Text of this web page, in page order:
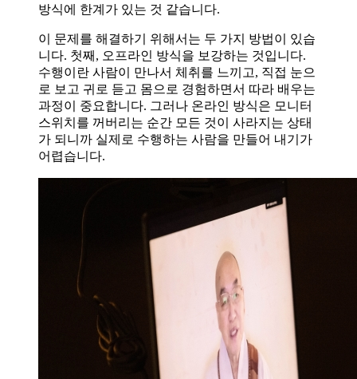
방식에 한계가 있는 것 같습니다.
이 문제를 해결하기 위해서는 두 가지 방법이 있습
니다. 첫째, 오프라인 방식을 보강하는 것입니다.
수행이란 사람이 만나서 체취를 느끼고, 직접 눈으
로 보고 귀로 듣고 몸으로 경험하면서 따라 배우는
과정이 중요합니다. 그러나 온라인 방식은 모니터
스위치를 꺼버리는 순간 모든 것이 사라지는 상태
가 되니까 실제로 수행하는 사람을 만들어 내기가
어렵습니다.